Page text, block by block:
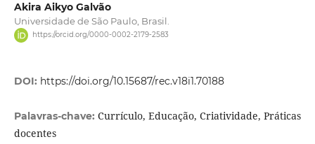
Akira Aikyo Galvão
Universidade de São Paulo, Brasil.
https://orcid.org/0000-0002-2179-2583
DOI: https://doi.org/10.15687/rec.v18i1.70188
Palavras-chave: Currículo, Educação, Criatividade, Práticas
docentes